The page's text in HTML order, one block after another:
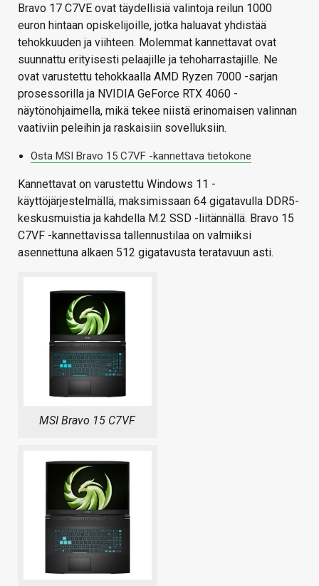
Bravo 17 C7VE ovat täydellisiä valintoja reilun 1000
euron hintaan opiskelijoille, jotka haluavat yhdistää
tehokkuuden ja viihteen. Molemmat kannettavat ovat
suunnattu erityisesti pelaajille ja tehoharrastajille. Ne
ovat varustettu tehokkaalla AMD Ryzen 7000 -sarjan
prosessorilla ja NVIDIA GeForce RTX 4060 -
näytönohjaimella, mikä tekee niistä erinomaisen valinnan
vaativiin peleihin ja raskaisiin sovelluksiin.
Osta MSI Bravo 15 C7VF -kannettava tietokone
Kannettavat on varustettu Windows 11 -
käyttöjärjestelmällä, maksimissaan 64 gigatavulla DDR5-
keskusmuistia ja kahdella M.2 SSD -liitännällä. Bravo 15
C7VF -kannettavissa tallennustilaa on valmiiksi
asennettuna alkaen 512 gigatavusta teratavuun asti.
MSI Bravo 15 C7VF